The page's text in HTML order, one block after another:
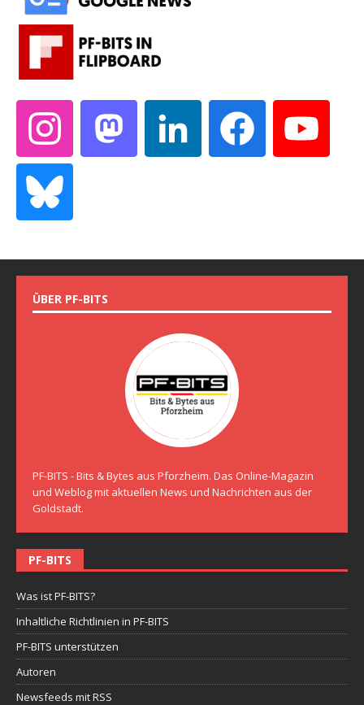
ÜBER PF-BITS
PF-BITS - Bits & Bytes aus Pforzheim. Das Online-Magazin
und Weblog mit aktuellen News und Nachrichten aus der
Goldstadt.
PF-BITS
Was ist PF-BITS?
Inhaltliche Richtlinien in PF-BITS
PF-BITS unterstützen
Autoren
Newsfeeds mit RSS